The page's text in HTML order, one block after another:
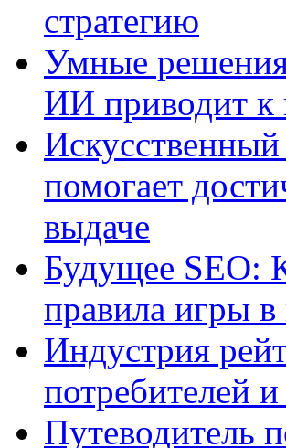
стратегию
Умные решения
ИИ приводит к
Искусственный
помогает
выдаче
Будущее SEO:
правила игры
Индустрия
потребителей
Путеводитель